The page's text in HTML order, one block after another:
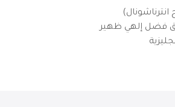
فضل إلهي ظهير